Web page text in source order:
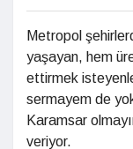
Metropol
yaşayan, hem
ettirmek
sermayem de
Karamsar
veriyor.